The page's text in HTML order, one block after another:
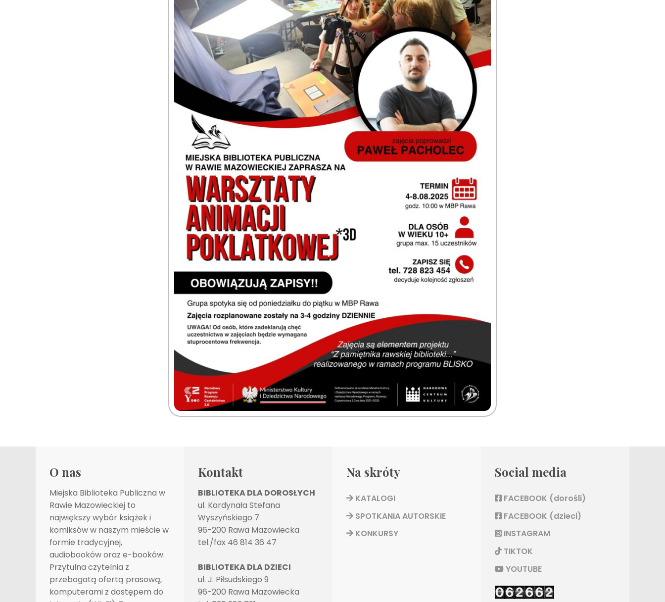
O nas
Miejska Biblioteka Publiczna w
Rawie Mazowieckiej to
największy wybór książek i
komiksów w naszym mieście w
formie tradycyjnej,
audiobooków oraz e-booków.
Przytulna czytelnia z
przebogatą ofertą prasową,
komputerami z dostępem do
Kontakt
BIBLIOTEKA DLA DOROSŁYCH
ul. Kardynała Stefana
Wyszyńskiego 7
96-200 Rawa Mazowiecka
tel./fax 46 814 36 47
BIBLIOTEKA DLA DZIECI
ul. J. Piłsudskiego 9
96-200 Rawa Mazowiecka
Na skróty
KATALOGI
SPOTKANIA AUTORSKIE
KONKURSY
Social media
FACEBOOK (dorośli)
FACEBOOK (dzieci)
INSTAGRAM
TIKTOK
YOUTUBE